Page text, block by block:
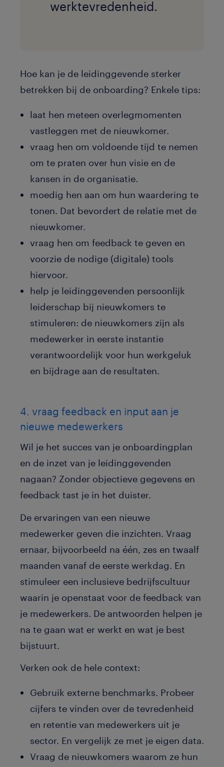
werktevredenheid.
Hoe kan je de leidinggevende sterker
betrekken bij de onboarding? Enkele tips:
laat hen meteen overlegmomenten
vastleggen met de nieuwkomer.
vraag hen om voldoende tijd te nemen
om te praten over hun visie en de
kansen in de organisatie.
moedig hen aan om hun waardering te
tonen. Dat bevordert de relatie met de
nieuwkomer.
vraag hen om feedback te geven en
voorzie de nodige (digitale) tools
hiervoor.
help je leidinggevenden persoonlijk
leiderschap bij nieuwkomers te
stimuleren: de nieuwkomers zijn als
medewerker in eerste instantie
verantwoordelijk voor hun werkgeluk
en bijdrage aan de resultaten.
4. vraag feedback en input aan je
nieuwe medewerkers
Wil je het succes van je onboardingplan
en de inzet van je leidinggevenden
nagaan? Zonder objectieve gegevens en
feedback tast je in het duister.
De ervaringen van een nieuwe
medewerker geven die inzichten. Vraag
ernaar, bijvoorbeeld na één, zes en twaalf
maanden vanaf de eerste werkdag. En
stimuleer een inclusieve bedrijfscultuur
waarin je openstaat voor de feedback van
je medewerkers. De antwoorden helpen je
na te gaan wat er werkt en wat je best
bijstuurt.
Verken ook de hele context:
Gebruik externe benchmarks. Probeer
cijfers te vinden over de tevredenheid
en retentie van medewerkers uit je
sector. En vergelijk ze met je eigen data.
Vraag de nieuwkomers waarom ze hun